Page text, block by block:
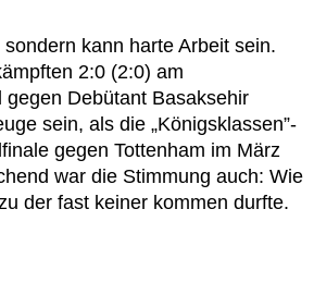
kann harte Arbeit sein.
2:0 (2:0) am
Debütant Basaksehir
sein, als die „Königsklassen”-
gegen Tottenham im März
war die Stimmung auch: Wie
der fast keiner kommen durfte.